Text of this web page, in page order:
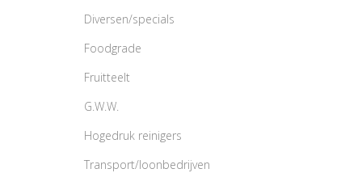
Diversen/specials
Foodgrade
Fruitteelt
G.W.W.
Hogedruk reinigers
Transport/loonbedrijven